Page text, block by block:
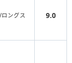
ングス
9.0